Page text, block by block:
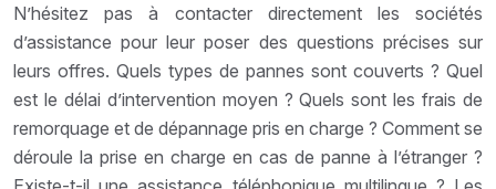
N’hésitez pas à contacter directement les sociétés
d’assistance pour leur poser des questions précises sur
leurs offres. Quels types de pannes sont couverts ? Quel
est le délai d’intervention moyen ? Quels sont les frais de
remorquage et de dépannage pris en charge ? Comment se
déroule la prise en charge en cas de panne à l’étranger ?